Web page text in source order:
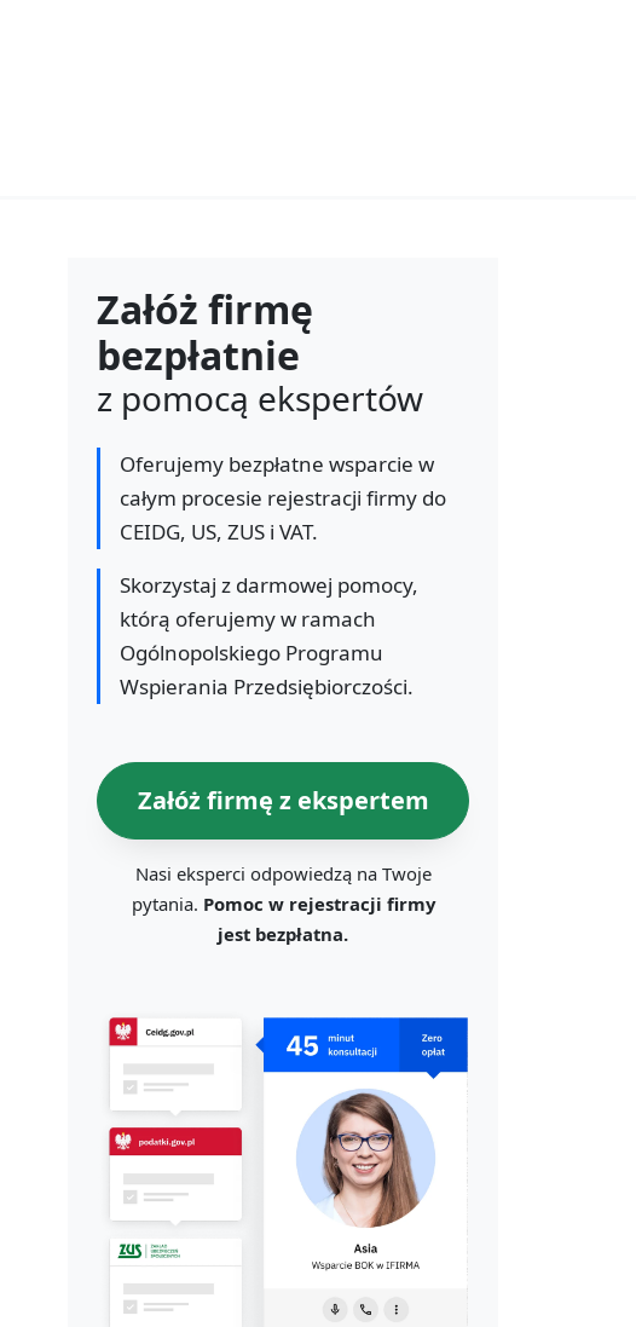
Załóż firmę
bezpłatnie
z pomocą ekspertów
Oferujemy bezpłatne wsparcie w
całym procesie rejestracji firmy do
CEIDG, US, ZUS i VAT.
Skorzystaj z darmowej pomocy,
którą oferujemy w ramach
Ogólnopolskiego Programu
Wspierania Przedsiębiorczości.
Załóż firmę z ekspertem
Nasi eksperci odpowiedzą na Twoje
pytania. Pomoc w rejestracji firmy
jest bezpłatna.